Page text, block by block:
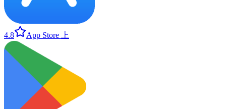
4.8 App Store 上